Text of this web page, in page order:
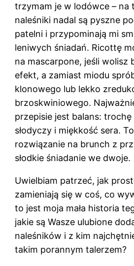
trzymam je w lodówce – na
naleśniki nadal są pyszne
patelni i przypominają mi
leniwych śniadań. Ricottę
na mascarpone, jeśli wolisz
efekt, a zamiast miodu
klonowego lub lekko
brzoskwiniowego.
przepisie jest balans:
słodyczy i miękkość sera.
rozwiązanie na brunch z
słodkie śniadanie we dwoje.
Uwielbiam patrzeć, jak
zamieniają się w coś, co
to jest moja mała historia
jakie są Wasze ulubione
naleśników i z kim
takim porannym talerzem?